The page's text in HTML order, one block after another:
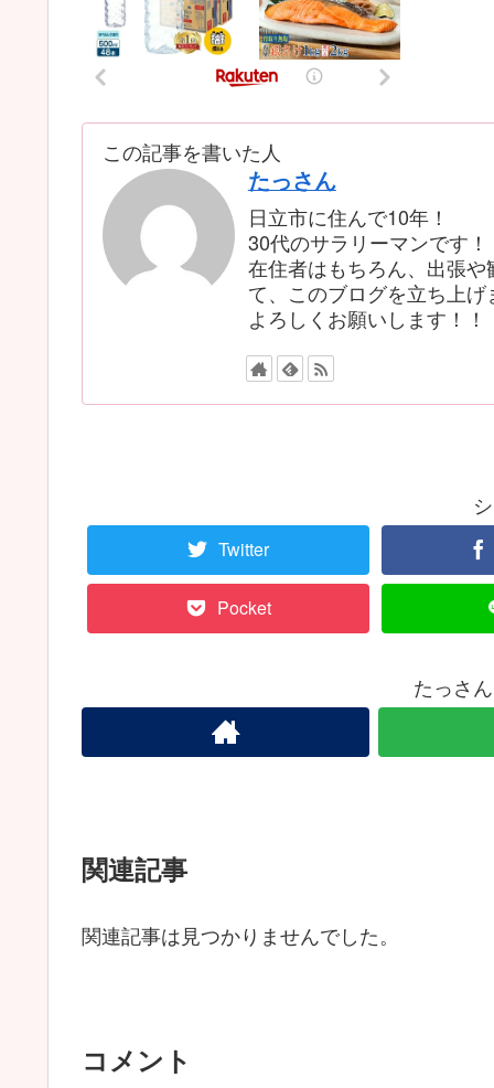
この記事を書いた人
たっさん
日立市に住んで10年！
30代のサラリーマンです！
在住者はもちろん、出張
て、このブログを立ち上げ
よろしくお願いします！！
Twitter
Pocket
たっさ
関連記事
関連記事は見つかりませんでした。
コメント